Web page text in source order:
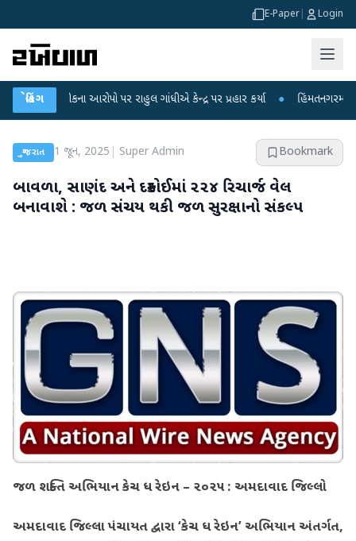
E-Paper Login
બ્રેકિંગ
આરોપો પર રાહુલ ગાંધીએ કેન્દ્ર પર પ્રહાર કર્યા ● હિંમતનગરમાં રહસ્યમય
ગુજરાત 1 જૂન, 2025 Super Admin Bookmark
બાવળા, સાણંદ અને દસ્ક્રોઈમાં ૨૨૪ રિચાર્જ વેલ
બનાવાશે : જળ સંચય થકી જળ સુરક્ષાનો સંકલ્પ
જળ શક્તિ અભિયાન કેચ ધ રેઇન – ૨૦૨૫ : અમદાવાદ જિલ્લો
અમદાવાદ જિલ્લા પંચાયત દ્વારા ‘કેચ ધ રેઇન’ અભિયાન અંતર્ગત,